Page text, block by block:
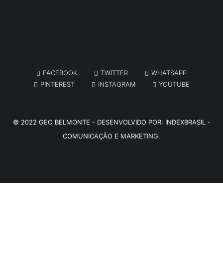
FACEBOOK TWITTER
WHATSAPP
PINTEREST
INSTAGRAM YOUTUBE
© 2022 GEO BELMONTE - DESENVOLVIDO POR: INDEXBRASIL -
COMUNICAÇÃO E MARKETING.